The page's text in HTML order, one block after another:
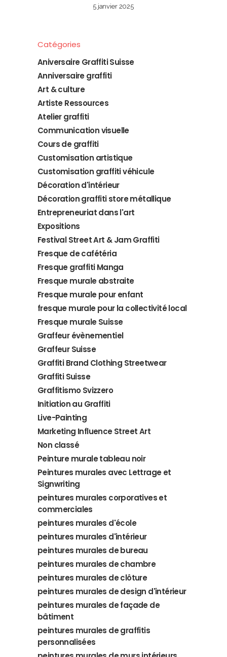
5 janvier 2025
Catégories
Aniversaire Graffiti Suisse
Anniversaire graffiti
Art & culture
Artiste Ressources
Atelier graffiti
Communication visuelle
Cours de graffiti
Customisation artistique
Customisation graffiti véhicule
Décoration d'intérieur
Décoration graffiti store métallique
Entrepreneuriat dans l'art
Expositions
Festival Street Art & Jam Graffiti
Fresque de cafétéria
Fresque graffiti Manga
Fresque murale abstraite
Fresque murale pour enfant
fresque murale pour la collectivité local
Fresque murale Suisse
Graffeur évènementiel
Graffeur Suisse
Graffiti Brand Clothing Streetwear
Graffiti Suisse
Graffitismo Svizzero
Initiation au Graffiti
Live-Painting
Marketing Influence Street Art
Non classé
Peinture murale tableau noir
Peintures murales avec Lettrage et
Signwriting
peintures murales corporatives et
commerciales
peintures murales d'école
peintures murales d'intérieur
peintures murales de bureau
peintures murales de chambre
peintures murales de clôture
peintures murales de design d'intérieur
peintures murales de façade de
bâtiment
peintures murales de graffitis
personnalisées